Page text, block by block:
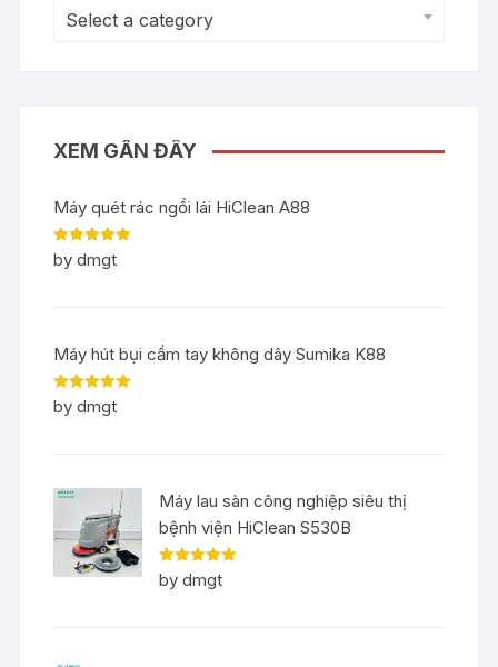
Select a category
XEM GẦN ĐÂY
Máy quét rác ngồi lái HiClean A88
Rated5out
of 5
by dmgt
Máy hút bụi cầm tay không dây Sumika K88
Rated5out
of 5
by dmgt
Máy lau sàn công nghiệp siêu thị
bệnh viện HiClean S530B
Rated5out
of 5
by dmgt